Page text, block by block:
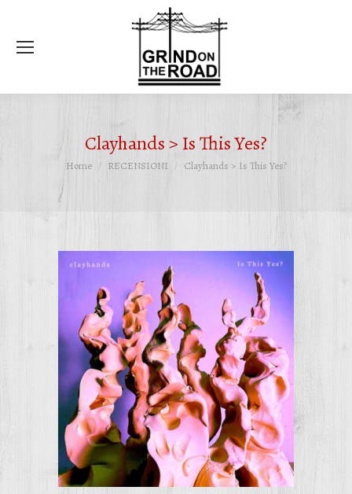
Clayhands > Is This Yes?
Tu sei qui:
Home RECENSIONI Clayhands > Is This Yes?